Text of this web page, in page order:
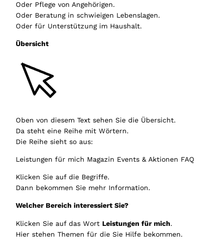
Oder Pflege von Angehörigen.
Oder Beratung in schwieigen Lebenslagen.
Oder für Unterstützung im Haushalt.
Übersicht
Oben von diesem Text sehen Sie die Übersicht.
Da steht eine Reihe mit Wörtern.
Die Reihe sieht so aus:
Leistungen für mich Magazin Events & Aktionen FAQ
Klicken Sie auf die Begriffe.
Dann bekommen Sie mehr Information.
Welcher Bereich interessiert Sie?
Klicken Sie auf das Wort Leistungen für mich.
Hier stehen Themen für die Sie Hilfe bekommen.